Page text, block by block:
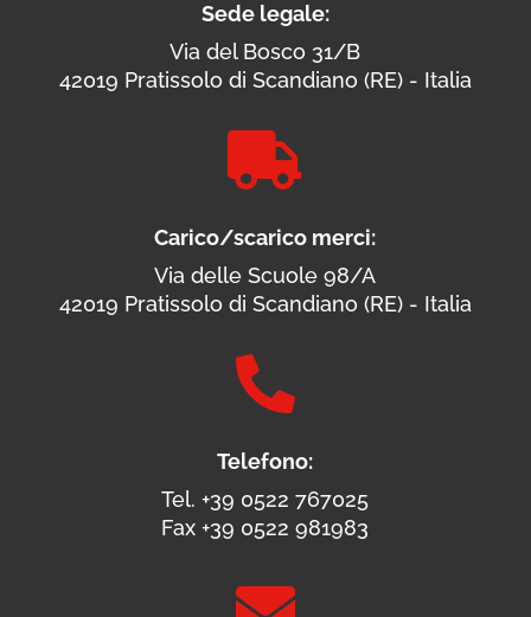
Sede legale:
Via del Bosco 31/B
42019 Pratissolo di Scandiano (RE) - Italia

Carico/scarico merci:
Via delle Scuole 98/A
42019 Pratissolo di Scandiano (RE) - Italia

Telefono:
Tel. +39 0522 767025
Fax +39 0522 981983